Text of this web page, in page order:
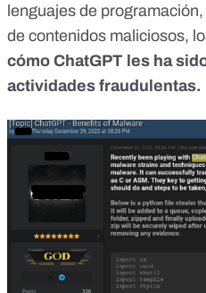
lenguajes de
de contenidos maliciosos,
cómo ChatGPT les ha
actividades fraudulentas.